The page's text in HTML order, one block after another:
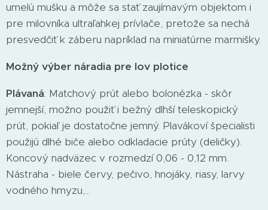
umelú mušku a môže sa stať zaujímavým objektom i
pre milovníka ultraľahkej prívlače, pretože sa nechá
presvedčiť k záberu napríklad na miniatúrne marmišky.
Možný výber náradia pre lov plotice
Plávaná: Matchový prút alebo bolonézka - skôr
jemnejší, možno použiť i bežný dlhší teleskopický
prút, pokiaľ je dostatočne jemný. Plavákoví špecialisti
použijú dlhé biče alebo odkladacie prúty (deličky).
Koncový nadväzec v rozmedzí 0,06 - 0,12 mm.
Nástraha - biele červy, pečivo, hnojáky, riasy, larvy
vodného hmyzu,...